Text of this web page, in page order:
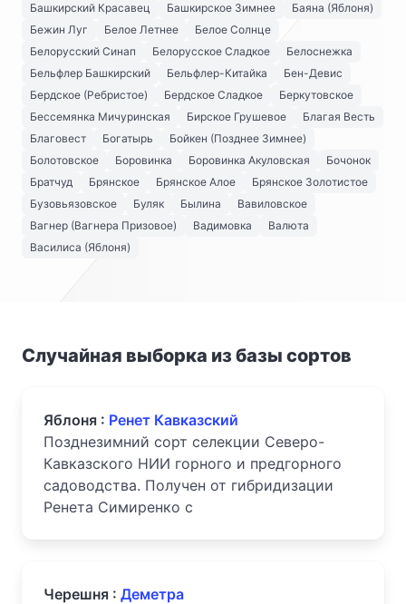
Башкирский Красавец
Башкирское Зимнее
Баяна (Яблоня)
Бежин Луг
Белое Летнее
Белое Солнце
Белорусский Синап
Белорусское Сладкое
Белоснежка
Бельфлер Башкирский
Бельфлер-Китайка
Бен-Девис
Бердское (Ребристое)
Бердское Сладкое
Беркутовское
Бессемянка Мичуринская
Бирское Грушевое
Благая Весть
Благовест
Богатырь
Бойкен (Позднее Зимнее)
Болотовское
Боровинка Боровинка Акуловская
Бочонок
Братчуд
Брянское Брянское Алое
Брянское Золотистое
Бузовьязовское
Буляк Былина
Вавиловское
Вагнер (Вагнера Призовое)
Вадимовка
Валюта
Василиса (Яблоня)
Случайная выборка из базы сортов
Яблоня : Ренет Кавказский
Позднезимний сорт селекции Северо-
Кавказского НИИ горного и предгорного
садоводства. Получен от гибридиза­ции
Ренета Симиренко с
Черешня : Деметра